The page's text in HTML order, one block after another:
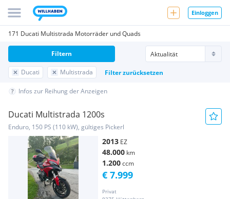
Einloggen
171 Ducati Multistrada Motorräder und Quads
Ducati Multistrada Filter zurücksetzen
Filtern
Infos zur Reihung der Anzeigen
Ducati Multistrada 1200s
Enduro, 150 PS (110 kW), gültiges Pickerl
2013 EZ
48.000 km
1.200ccm
Privat
€ 7.999